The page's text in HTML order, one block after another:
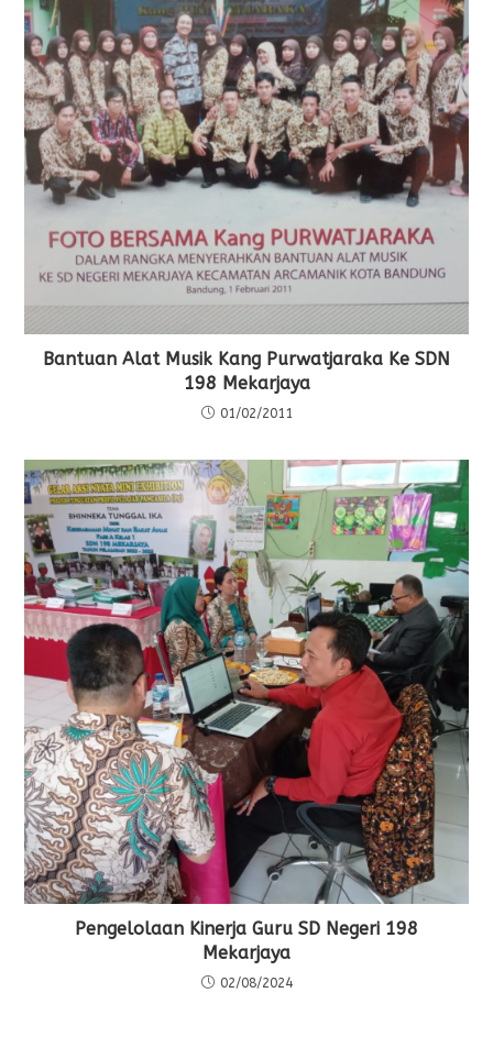
Bantuan Alat Musik Kang Purwatjaraka Ke SDN
198 Mekarjaya
01/02/2011
Pengelolaan Kinerja Guru SD Negeri 198
Mekarjaya
02/08/2024